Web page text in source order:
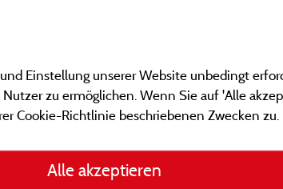
Einstellung unserer Website unbedingt
zu ermöglichen. Wenn Sie auf 'Alle
Cookie-Richtlinie beschriebenen Zwecken zu.
Alle akzeptieren